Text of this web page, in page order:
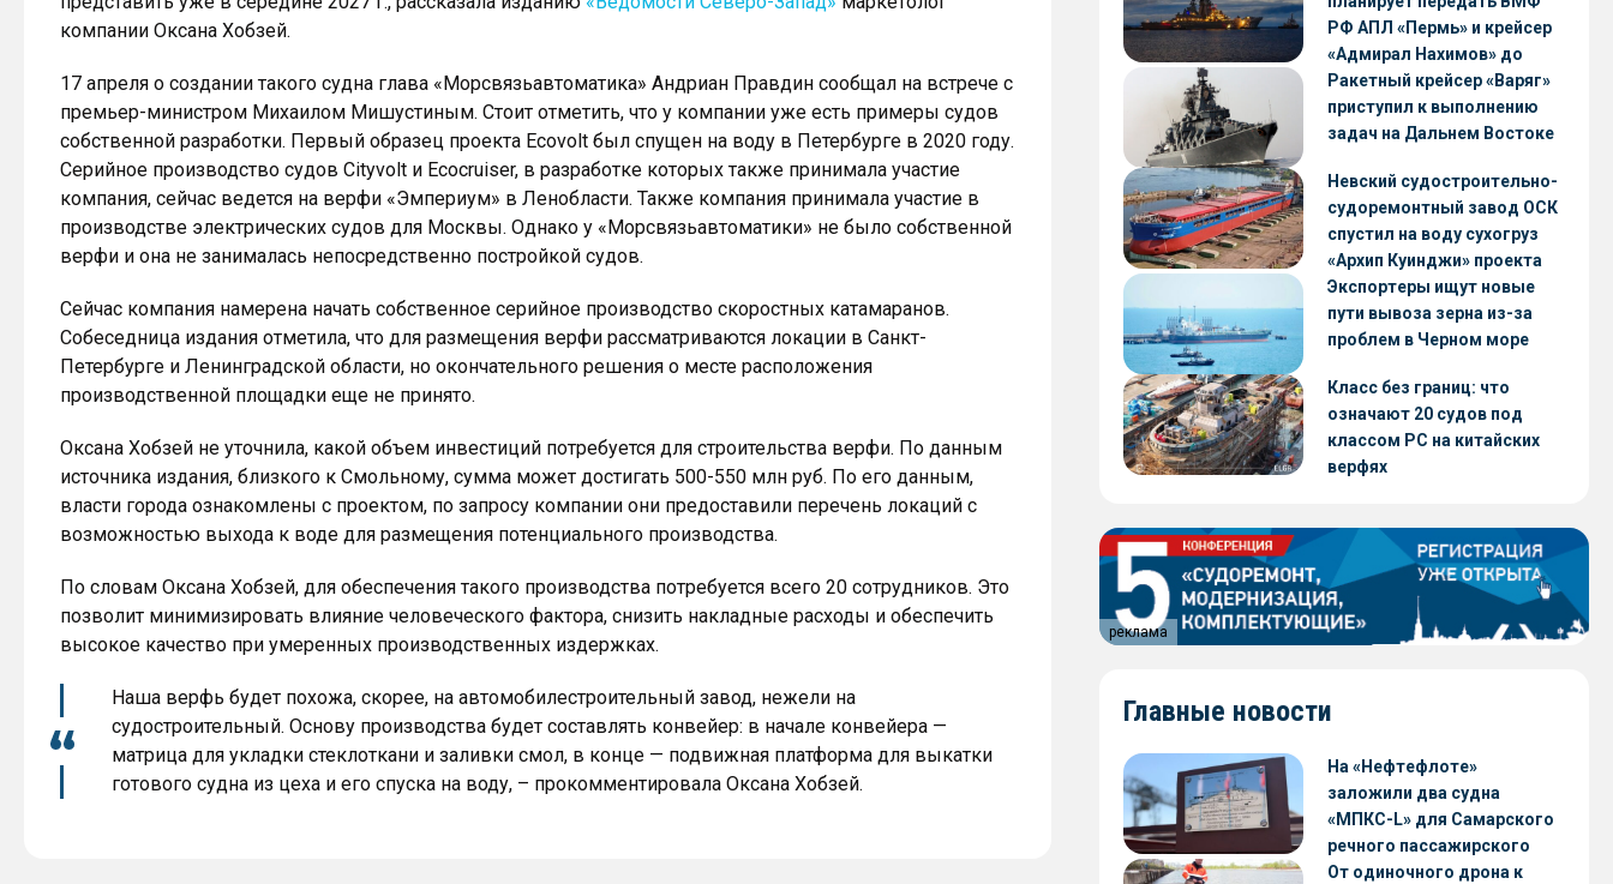
компании Оксана Хобзей.
17 апреля о создании такого судна глава «Морсвязьавтоматика» Андриан Правдин сообщал на встрече с
премьер-министром Михаилом Мишустиным. Стоит отметить, что у компании уже есть примеры судов
собственной разработки. Первый образец проекта Ecovolt был спущен на воду в Петербурге в 2020 году.
Серийное производство судов Cityvolt и Ecocruiser, в разработке которых также принимала участие
компания, сейчас ведется на верфи «Эмпериум» в Ленобласти. Также компания принимала участие в
производстве электрических судов для Москвы. Однако у «Морсвязьавтоматики» не было собственной
верфи и она не занималась непосредственно постройкой судов.
Сейчас компания намерена начать собственное серийное производство скоростных катамаранов.
Собеседница издания отметила, что для размещения верфи рассматриваются локации в Санкт-
Петербурге и Ленинградской области, но окончательного решения о месте расположения
производственной площадки еще не принято.
Оксана Хобзей не уточнила, какой объем инвестиций потребуется для строительства верфи. По данным
источника издания, близкого к Смольному, сумма может достигать 500-550 млн руб. По его данным,
власти города ознакомлены с проектом, по запросу компании они предоставили перечень локаций с
возможностью выхода к воде для размещения потенциального производства.
По словам Оксана Хобзей, для обеспечения такого производства потребуется всего 20 сотрудников. Это
позволит минимизировать влияние человеческого фактора, снизить накладные расходы и обеспечить
высокое качество при умеренных производственных издержках.
Наша верфь будет похожа, скорее, на автомобилестроительный завод, нежели на
судостроительный. Основу производства будет составлять конвейер: в начале конвейера —
матрица для укладки стеклоткани и заливки смол, в конце — подвижная платформа для выкатки
готового судна из цеха и его спуска на воду, – прокомментировала Оксана Хобзей.
РФ АПЛ «Пермь» и крейсер
«Адмирал Нахимов» до
конца 2026 года
Ракетный крейсер «Варяг»
приступил к выполнению
задач на Дальнем Востоке
Невский судостроительно-
судоремонтный завод ОСК
спустил на воду сухогруз
«Архип Куинджи» проекта
RSD59
Экспортеры ищут новые
пути вывоза зерна из-за
проблем в Черном море
Класс без границ: что
означают 20 судов под
классом РС на китайских
верфях
реклама
Главные новости
На «Нефтефлоте»
заложили два судна
«МПКС-L» для Самарского
речного пассажирского
предприятия
От одиночного дрона к